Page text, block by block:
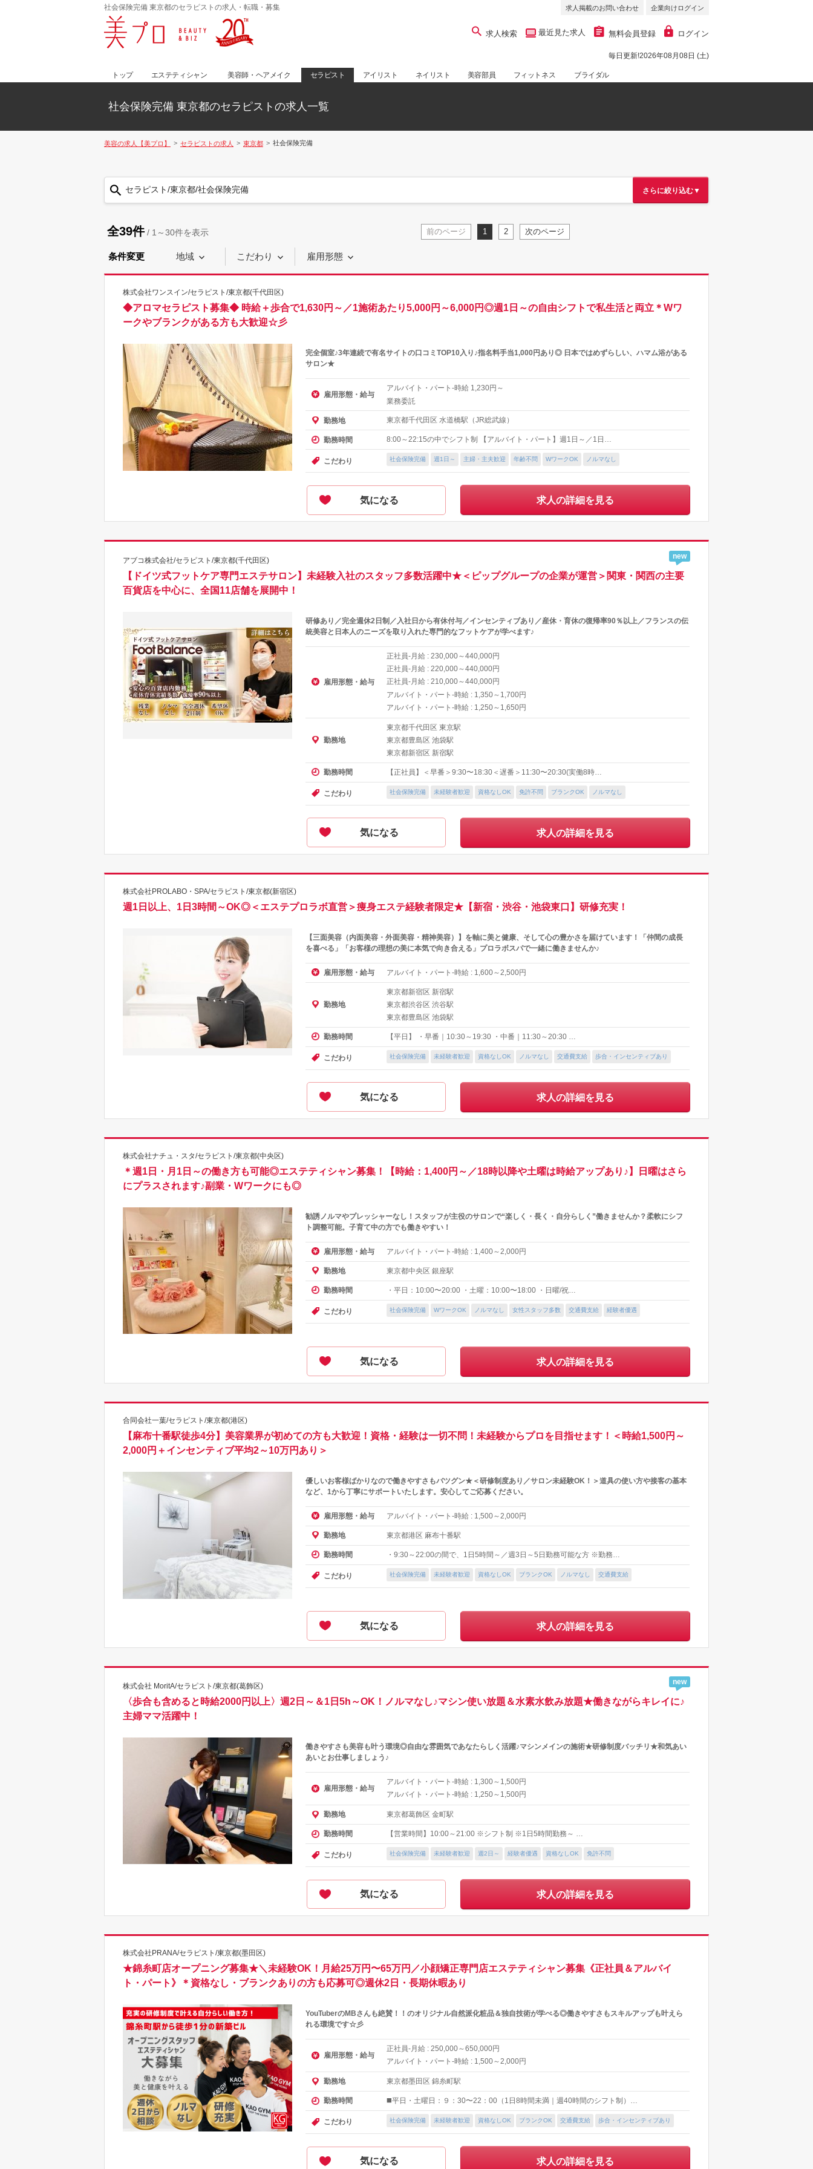
社会保険完備 東京都のセラピストの求人・転職・募集 求人掲載のお問い合わせ 企業向けログイン
求人検索 最近見た求人 無料会員登録 ログイン
毎日更新!2026年08月08日 (土)
トップ エステティシャン 美容師・ヘアメイク セラピスト アイリスト ネイリスト 美容部員 フィットネス ブライダル
社会保険完備 東京都のセラピストの求人一覧
美容の求人【美プロ】 セラピストの求人 東京都 社会保険完備
セラピスト/東京都/社会保険完備 さらに絞り込む▼
全39件/ 1～30件を表示 前のページ 1 2 次のページ
条件変更 地域 こだわり 雇用形態
株式会社ワンスイン/セラピスト/東京都(千代田区)
◆アロマセラピスト募集◆ 時給＋歩合で1,630円～／1施術あたり5,000円～6,000円◎週1日～の自由シフトで私生活と両立＊Wワ
ークやブランクがある方も大歓迎☆彡
完全個室♪3年連続で有名サイトの口コミTOP10入り♪指名料手当1,000円あり◎ 日本ではめずらしい、ハマム浴がある
サロン★
雇用形態・給与
アルバイト・パート-時給 1,230円～
業務委託
勤務地 東京都千代田区 水道橋駅（JR総武線）
勤務時間 8:00～22:15の中でシフト制 【アルバイト・パート】週1日～／1日…
こだわり 社会保険完備 週1日～ 主婦・主夫歓迎 年齢不問 WワークOK ノルマなし
気になる 求人の詳細を見る
アブコ株式会社/セラピスト/東京都(千代田区) new
【ドイツ式フットケア専門エステサロン】未経験入社のスタッフ多数活躍中★＜ピップグループの企業が運営＞関東・関西の主要
百貨店を中心に、全国11店舗を展開中！
研修あり／完全週休2日制／入社日から有休付与／インセンティブあり／産休・育休の復帰率90％以上／フランスの伝
統美容と日本人のニーズを取り入れた専門的なフットケアが学べます♪
雇用形態・給与
正社員-月給 : 230,000～440,000円
正社員-月給 : 220,000～440,000円
正社員-月給 : 210,000～440,000円
アルバイト・パート-時給 : 1,350～ 1,700円
アルバイト・パート-時給 : 1,250～ 1,650円
勤務地
東京都千代田区 東京駅
東京都豊島区 池袋駅
東京都新宿区 新宿駅
勤務時間 【正社員】＜早番＞9:30〜18:30＜遅番＞11:30〜20:30(実働8時…
こだわり 社会保険完備 未経験者歓迎 資格なしOK 免許不問 ブランクOK ノルマなし
気になる 求人の詳細を見る
株式会社PROLABO・SPA/セラピスト/東京都(新宿区)
週1日以上、1日3時間～OK◎＜エステプロラボ直営＞痩身エステ経験者限定★【新宿・渋谷・池袋東口】研修充実！
【三面美容（内面美容・外面美容・精神美容）】を軸に美と健康、そして心の豊かさを届けています！「仲間の成長
を喜べる」「お客様の理想の美に本気で向き合える」プロラボスパで一緒に働きませんか♪
雇用形態・給与 アルバイト・パート-時給 : 1,600～2,500円
勤務地
東京都新宿区 新宿駅
東京都渋谷区 渋谷駅
東京都豊島区 池袋駅
勤務時間 【平日】 ・早番｜10:30～19:30 ・中番｜11:30～20:30 …
こだわり 社会保険完備 未経験者歓迎 資格なしOK ノルマなし 交通費支給 歩合・インセンティブあり
気になる 求人の詳細を見る
株式会社ナチュ・スタ/セラピスト/東京都(中央区)
＊週1日・月1日～の働き方も可能◎エステティシャン募集！【時給：1,400円～／18時以降や土曜は時給アップあり♪】日曜はさら
にプラスされます♪副業・Wワークにも◎
勧誘ノルマやプレッシャーなし！スタッフが主役のサロンで“楽しく・長く・自分らしく”働きませんか？柔軟にシフ
ト調整可能。子育て中の方でも働きやすい！
雇用形態・給与 アルバイト・パート-時給 : 1,400～2,000円
勤務地 東京都中央区 銀座駅
勤務時間 ・平日：10:00〜20:00 ・土曜：10:00〜18:00 ・日曜/祝…
こだわり 社会保険完備 WワークOK ノルマなし 女性スタッフ多数 交通費支給 経験者優遇
気になる 求人の詳細を見る
合同会社一葉/セラピスト/東京都(港区)
【麻布十番駅徒歩4分】美容業界が初めての方も大歓迎！資格・経験は一切不問！未経験からプロを目指せます！＜時給1,500円～
2,000円＋インセンティブ平均2～10万円あり＞
優しいお客様ばかりなので働きやすさもバツグン★＜研修制度あり／サロン未経験OK！＞道具の使い方や接客の基本
など、1から丁寧にサポートいたします。安心してご応募ください。
雇用形態・給与 アルバイト・パート-時給 : 1,500～2,000円
勤務地 東京都港区 麻布十番駅
勤務時間 ・9:30～22:00の間で、1日5時間～／週3日～5日勤務可能な方 ※勤務…
こだわり 社会保険完備 未経験者歓迎 資格なしOK ブランクOK ノルマなし 交通費支給
気になる 求人の詳細を見る
株式会社 MoritA/セラピスト/東京都(葛飾区) new
〈歩合も含めると時給2000円以上〉週2日～＆1日5h～OK！ノルマなし♪マシン使い放題＆水素水飲み放題★働きながらキレイに♪
主婦ママ活躍中！
働きやすさも美容も叶う環境◎自由な雰囲気であなたらしく活躍♪マシンメインの施術★研修制度バッチリ★和気あい
あいとお仕事しましょう♪
雇用形態・給与
アルバイト・パート-時給 : 1,300～ 1,500円
アルバイト・パート-時給 : 1,250～ 1,500円
勤務地 東京都葛飾区 金町駅
勤務時間 【営業時間】10:00～21:00 ※シフト制 ※1日5時間勤務～ …
こだわり 社会保険完備 未経験者歓迎 週2日～ 経験者優遇 資格なしOK 免許不問
気になる 求人の詳細を見る
株式会社PRANA/セラピスト/東京都(墨田区)
★錦糸町店オープニング募集★＼未経験OK！月給25万円〜65万円／小顔矯正専門店エステティシャン募集《正社員＆アルバイ
ト・パート》＊資格なし・ブランクありの方も応募可◎週休2日・長期休暇あり
YouTuberのMBさんも絶賛！！のオリジナル自然派化粧品＆独自技術が学べる◎働きやすさもスキルアップも叶えら
れる環境です☆彡
雇用形態・給与
正社員-月給 : 250,000～650,000円
アルバイト・パート-時給 : 1,500～2,000円
勤務地 東京都墨田区 錦糸町駅
勤務時間 ◼️平日・土曜日：９：30〜22：00（1日8時間未満｜週40時間のシフト制）…
こだわり 社会保険完備 未経験者歓迎 資格なしOK ブランクOK 交通費支給 歩合・インセンティブあり
気になる 求人の詳細を見る